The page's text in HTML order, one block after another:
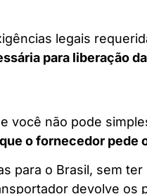
legais
para liberação
você não pode
o fornecedor pede
para o Brasil, sem
devolve os